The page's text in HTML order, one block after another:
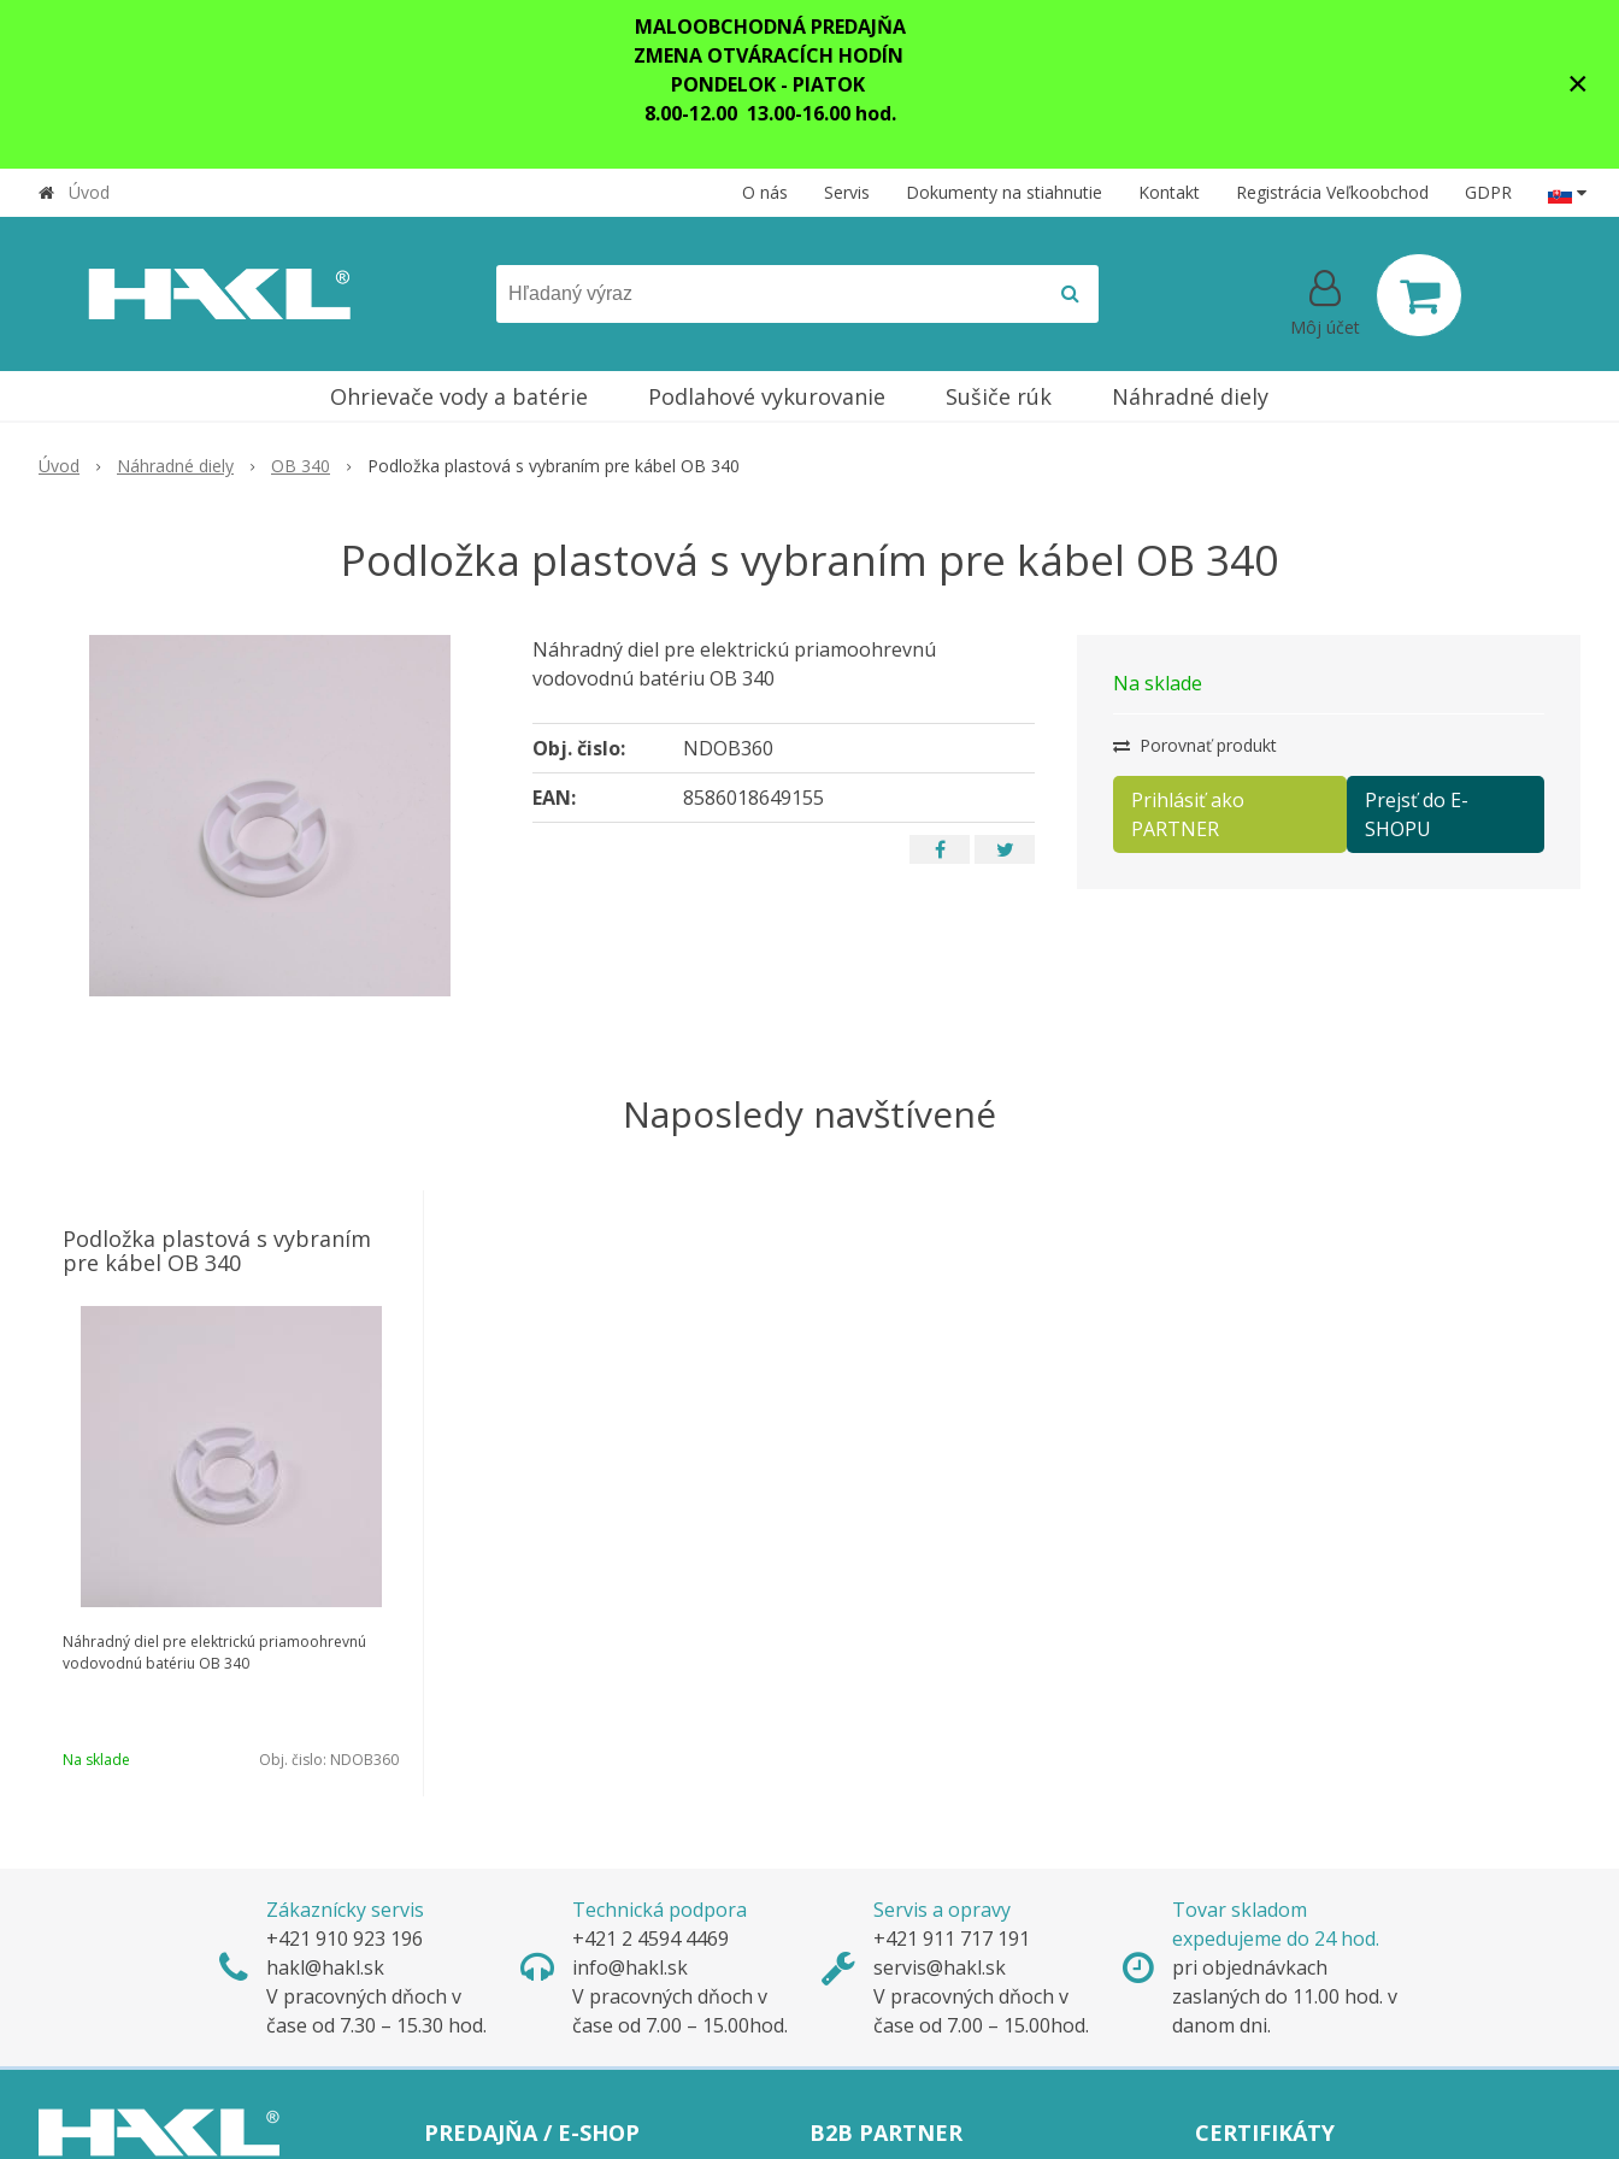
MALOOBCHODNÁ PREDAJŇA
ZMENA OTVÁRACÍCH HODÍN
PONDELOK - PIATOK
8.00-12.00 13.00-16.00 hod.
×
Úvod O nás Servis Dokumenty na stiahnutie Kontakt Registrácia Veľkoobchod GDPR
Môj účet
Ohrievače vody a batérie Podlahové vykurovanie Sušiče rúk Náhradné diely
Úvod Náhradné diely OB 340 Podložka plastová s vybraním pre kábel OB 340
Podložka plastová s vybraním pre kábel OB 340
Na sklade
Porovnať produkt
Prihlásiť ako
PARTNER
Prejsť do E-
SHOPU
Náhradný diel pre elektrickú priamoohrevnú
vodovodnú batériu OB 340
Obj. čislo:
NDOB360
EAN:
8586018649155
Naposledy navštívené
Podložka plastová s vybraním
pre kábel OB 340
Náhradný diel pre elektrickú priamoohrevnú
vodovodnú batériu OB 340
Na sklade Obj. čislo: NDOB360
Zákaznícky servis
+421 910 923 196
hakl@hakl.sk
V pracovných dňoch v
čase od 7.30 – 15.30 hod.
Technická podpora
+421 2 4594 4469
info@hakl.sk
V pracovných dňoch v
čase od 7.00 – 15.00hod.
Servis a opravy
+421 911 717 191
servis@hakl.sk
V pracovných dňoch v
čase od 7.00 – 15.00hod.
Tovar skladom
expedujeme do 24 hod.
pri objednávkach
zaslaných do 11.00 hod. v
danom dni.
PREDAJŇA / E-SHOP B2B PARTNER CERTIFIKÁTY